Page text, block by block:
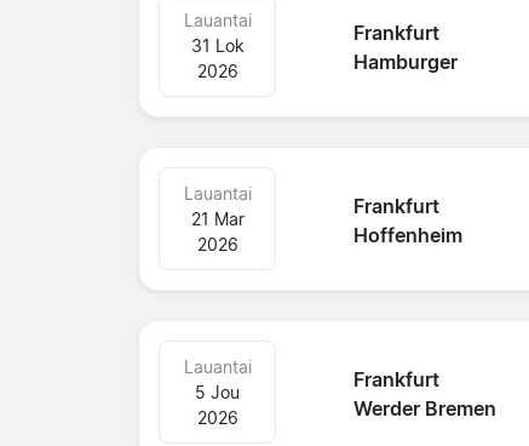
Frankfurt
Hamburger
Lauantai
31 Lok
2026
Frankfurt
Hoffenheim
Lauantai
21 Mar
2026
Frankfurt
Werder Bremen
Lauantai
5 Jou
2026